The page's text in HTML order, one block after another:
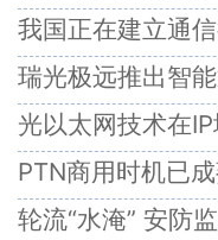
我国正在建立通
瑞光极远推出智
光以太网技术在
PTN商用时机已
轮流“水淹” 安防